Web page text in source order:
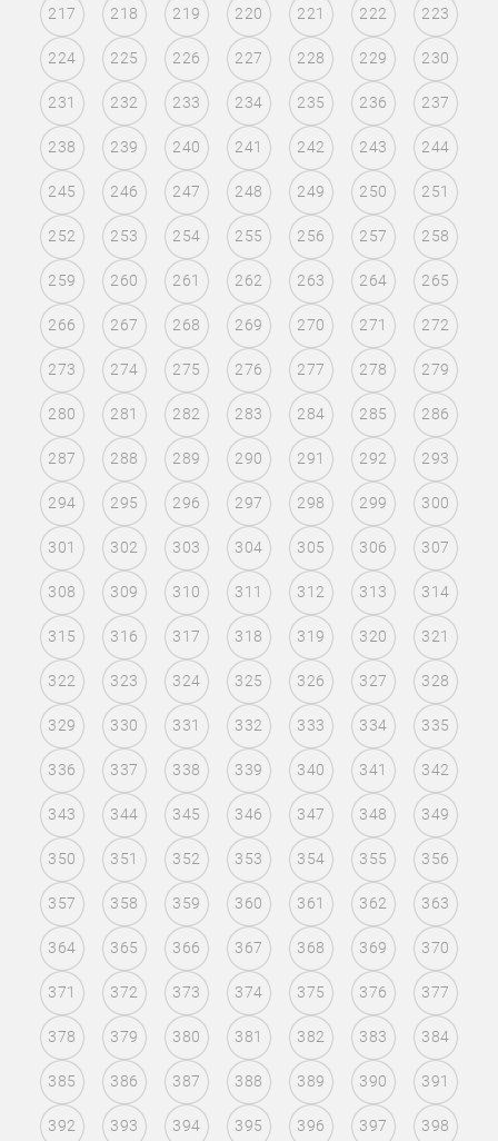
217 218 219 220 221 222 223
224 225 226 227 228 229 230
231 232 233 234 235 236 237
238 239 240 241 242 243 244
245 246 247 248 249 250 251
252 253 254 255 256 257 258
259 260 261 262 263 264 265
266 267 268 269 270 271 272
273 274 275 276 277 278 279
280 281 282 283 284 285 286
287 288 289 290 291 292 293
294 295 296 297 298 299 300
301 302 303 304 305 306 307
308 309 310 311 312 313 314
315 316 317 318 319 320 321
322 323 324 325 326 327 328
329 330 331 332 333 334 335
336 337 338 339 340 341 342
343 344 345 346 347 348 349
350 351 352 353 354 355 356
357 358 359 360 361 362 363
364 365 366 367 368 369 370
371 372 373 374 375 376 377
378 379 380 381 382 383 384
385 386 387 388 389 390 391
392 393 394 395 396 397 398